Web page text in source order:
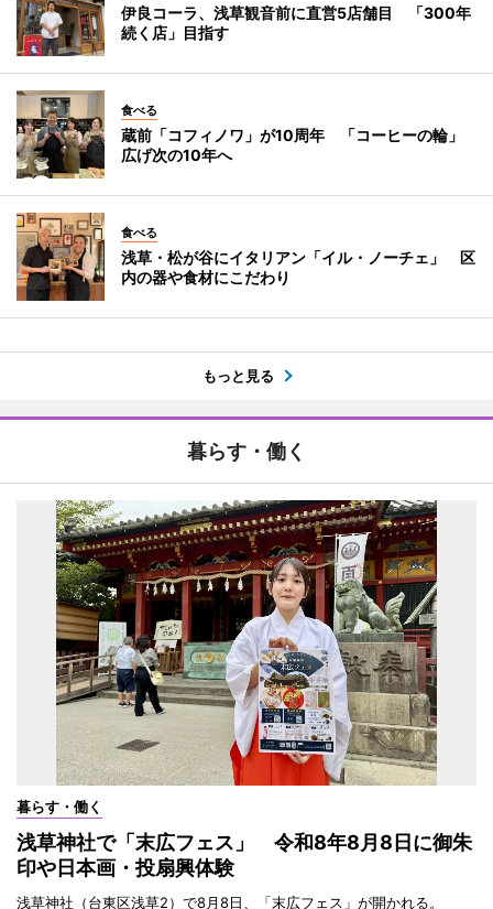
伊良コーラ、浅草観音前に直営5店舗目 「300年
続く店」目指す
食べる
蔵前「コフィノワ」が10周年 「コーヒーの輪」
広げ次の10年へ
食べる
浅草・松が谷にイタリアン「イル・ノーチェ」 区
内の器や食材にこだわり
もっと見る
暮らす・働く
暮らす・働く
浅草神社で「末広フェス」 令和8年8月8日に御朱
印や日本画・投扇興体験
浅草神社（台東区浅草2）で8月8日、「末広フェス」が開かれる。